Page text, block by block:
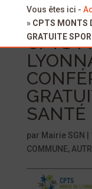
Vous êtes ici -
» CPTS MONTS
GRATUITE
CPTS
SANTÉ
par Mairie SGN
COMMUNE,